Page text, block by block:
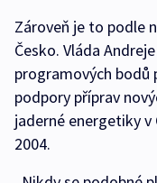
Zároveň je to podle
Česko. Vláda
programových bodů
podpory příprav
jaderné energetiky v
2004.